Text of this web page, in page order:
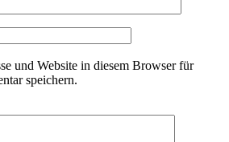
und Website in diesem Browser für
speichern.